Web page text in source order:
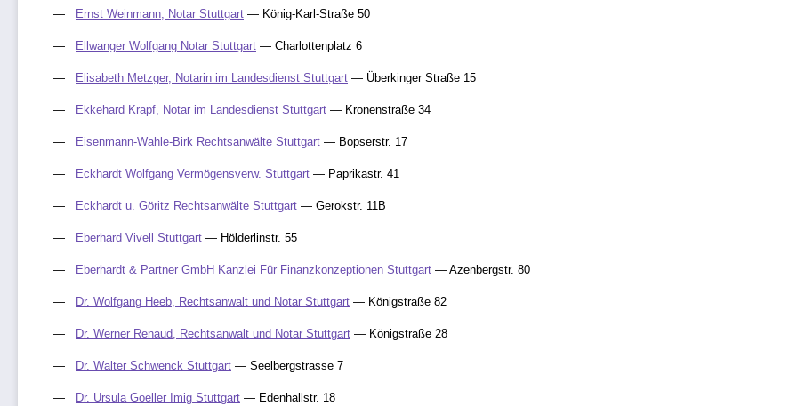
Ernst Weinmann, Notar Stuttgart — König-Karl-Straße 50
Ellwanger Wolfgang Notar Stuttgart — Charlottenplatz 6
Elisabeth Metzger, Notarin im Landesdienst Stuttgart — Überkinger Straße 15
Ekkehard Krapf, Notar im Landesdienst Stuttgart — Kronenstraße 34
Eisenmann-Wahle-Birk Rechtsanwälte Stuttgart — Bopserstr. 17
Eckhardt Wolfgang Vermögensverw. Stuttgart — Paprikastr. 41
Eckhardt u. Göritz Rechtsanwälte Stuttgart — Gerokstr. 11B
Eberhard Vivell Stuttgart — Hölderlinstr. 55
Eberhardt & Partner GmbH Kanzlei Für Finanzkonzeptionen Stuttgart — Azenbergstr. 80
Dr. Wolfgang Heeb, Rechtsanwalt und Notar Stuttgart — Königstraße 82
Dr. Werner Renaud, Rechtsanwalt und Notar Stuttgart — Königstraße 28
Dr. Walter Schwenck Stuttgart — Seelbergstrasse 7
Dr. Ursula Goeller Imig Stuttgart — Edenhallstr. 18